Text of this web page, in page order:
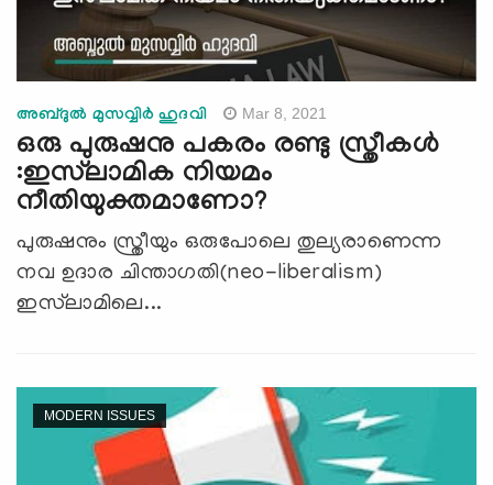
അബ്ദുൽ മുസവ്വിർ ഹുദവി Mar 8, 2021
ഒരു പുരുഷനു പകരം രണ്ടു സ്ത്രീകൾ
:ഇസ്‌ലാമിക നിയമം
നീതിയുക്തമാണോ?
പുരുഷനും സ്ത്രീയും ഒരുപോലെ തുല്യരാണെന്ന
നവ ഉദാര ചിന്താഗതി(neo-liberalism)
ഇസ്‌ലാമിലെ...
MODERN ISSUES